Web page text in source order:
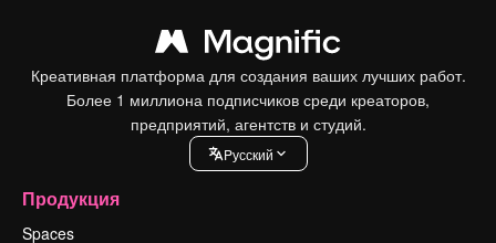
Креативная платформа для создания ваших лучших работ.
Более 1 миллиона подписчиков среди креаторов,
предприятий, агентств и студий.
Pусский
Продукция
Spaces